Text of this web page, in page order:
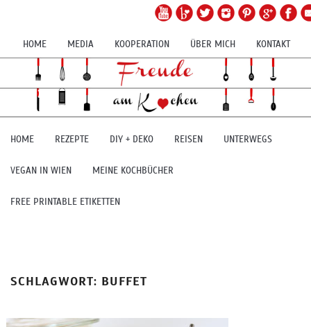
HOME MEDIA KOOPERATION ÜBER MICH KONTAKT
HOME REZEPTE DIY + DEKO REISEN UNTERWEGS
VEGAN IN WIEN MEINE KOCHBÜCHER
FREE PRINTABLE ETIKETTEN
SCHLAGWORT: BUFFET